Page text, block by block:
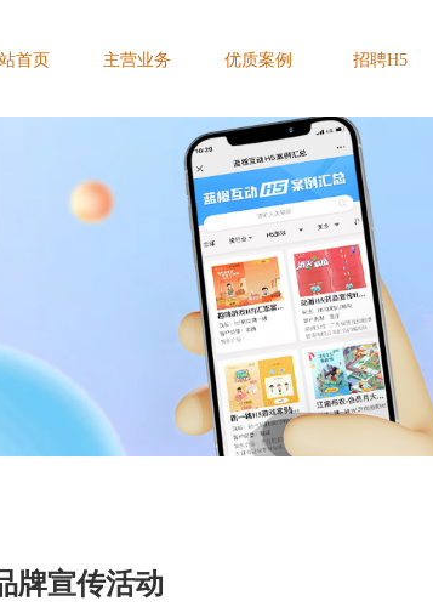
首页 主营业务 优质案例 招聘H5
我们
牌宣传活动